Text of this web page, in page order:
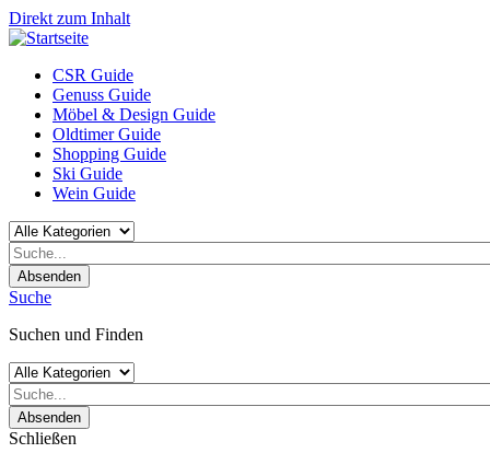
Direkt zum Inhalt
CSR Guide
Genuss Guide
Möbel & Design Guide
Oldtimer Guide
Shopping Guide
Ski Guide
Wein Guide
Absenden
Suche
Suchen und Finden
Absenden
Schließen